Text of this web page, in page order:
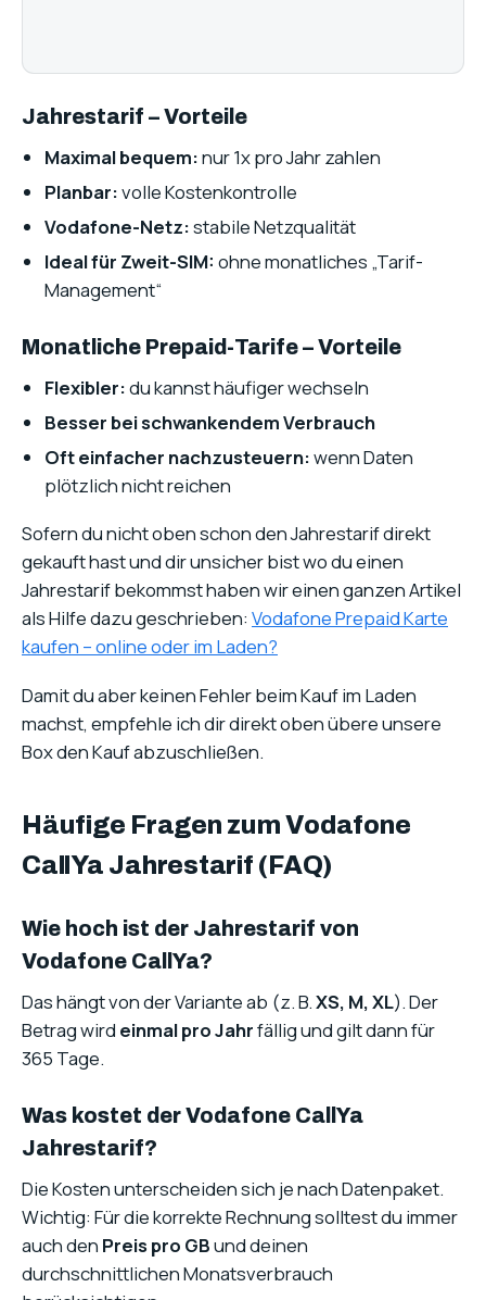
Jahrestarif – Vorteile
Maximal bequem:nur 1x pro Jahr zahlen
Planbar:volle Kostenkontrolle
Vodafone-Netz:stabile Netzqualität
Ideal für Zweit-SIM: ohne monatliches „Tarif-
Management“
Monatliche Prepaid-Tarife – Vorteile
Flexibler:du kannst häufiger wechseln
Besser bei schwankendem Verbrauch
Oft einfacher nachzusteuern:wenn Daten
plötzlich nicht reichen
Sofern du nicht oben schon den Jahrestarif direkt
gekauft hast und dir unsicher bist wo du einen
Jahrestarif bekommst haben wir einen ganzen Artikel
als Hilfe dazu geschrieben: Vodafone Prepaid Karte
kaufen – online oder im Laden?
Damit du aber keinen Fehler beim Kauf im Laden
machst, empfehle ich dir direkt oben übere unsere
Box den Kauf abzuschließen.
Häufige Fragen zum Vodafone
CallYa Jahrestarif (FAQ)
Wie hoch ist der Jahrestarif von
Vodafone CallYa?
Das hängt von der Variante ab (z. B.XS, M, XL). Der
Betrag wirdeinmal pro Jahrfällig und gilt dann für
365 Tage.
Was kostet der Vodafone CallYa
Jahrestarif?
Die Kosten unterscheiden sich je nach Datenpaket.
Wichtig: Für die korrekte Rechnung solltest du immer
auch den Preis pro GBund deinen
durchschnittlichen Monatsverbrauch